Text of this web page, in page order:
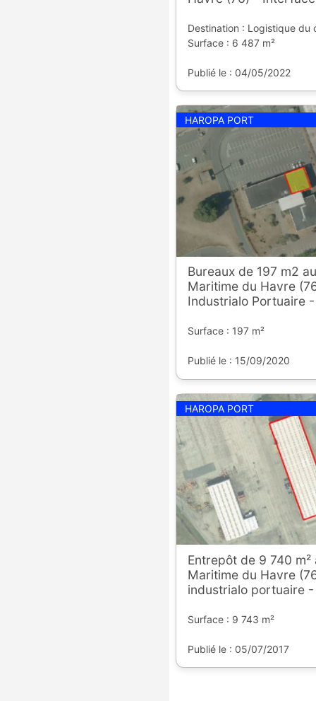
Destination : Logistique du
Surface : 6 487 m²
Publié le : 04/05/2022
HAROPA PORT
Bureaux de 197 m2
Maritime du Havre
Industrialo Portuaire
Surface : 197 m²
Publié le : 15/09/2020
HAROPA PORT
Entrepôt de 9 740
Maritime du Havre
industrialo portuaire
Surface : 9 743 m²
Publié le : 05/07/2017